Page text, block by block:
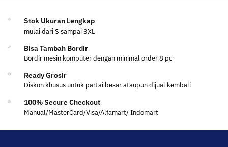
Stok Ukuran Lengkap
mulai dari S sampai 3XL
Bisa Tambah Bordir
Bordir mesin komputer dengan minimal order 8 pc
Ready Grosir
Diskon khusus untuk partai besar ataupun dijual kembali
100% Secure Checkout
Manual/MasterCard/Visa/Alfamart/ Indomart